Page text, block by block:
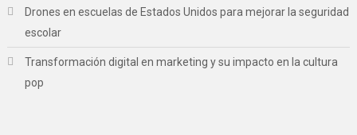
Drones en escuelas de Estados Unidos para mejorar la seguridad
escolar
Transformación digital en marketing y su impacto en la cultura
pop